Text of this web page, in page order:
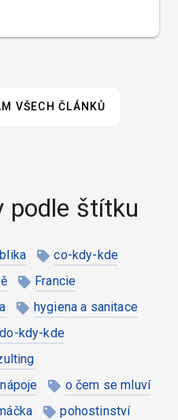
VŠECH ČLÁNKŮ
podle štítku
co-kdy-kde
Francie
hygiena a sanitace
kdy-kde
nápoje
o čem se mluví
pohostinství